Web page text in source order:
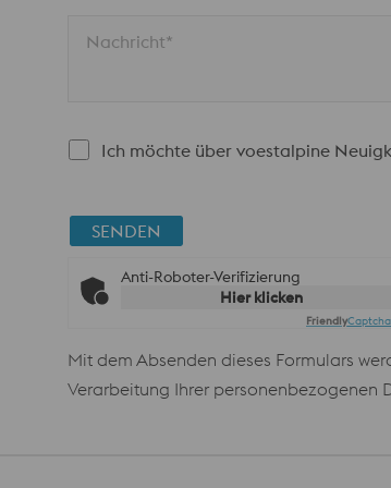
Nachricht*
Ich möchte über voestalpine
SENDEN
Anti-Roboter-Verifizierung
Hier klicken
Friendly
Mit dem Absenden dieses Formulars
Verarbeitung Ihrer personenbezogenen